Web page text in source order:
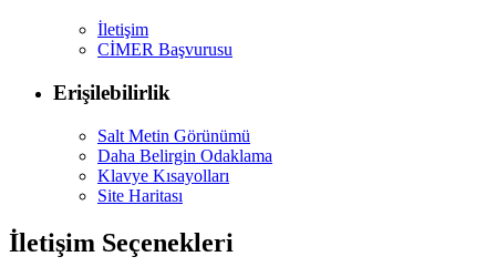
İletişim
CİMER Başvurusu
Erişilebilirlik
Salt Metin Görünümü
Daha Belirgin Odaklama
Klavye Kısayolları
Site Haritası
İletişim Seçenekleri